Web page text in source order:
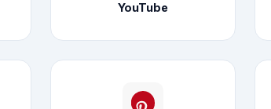
YouTube